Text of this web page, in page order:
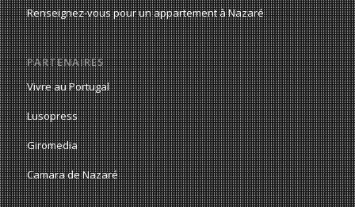
Renseignez-vous pour un appartement à Nazaré
PARTENAIRES
Vivre au Portugal
Lusopress
Giromedia
Camara de Nazaré